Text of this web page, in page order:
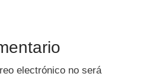
electrónico no será